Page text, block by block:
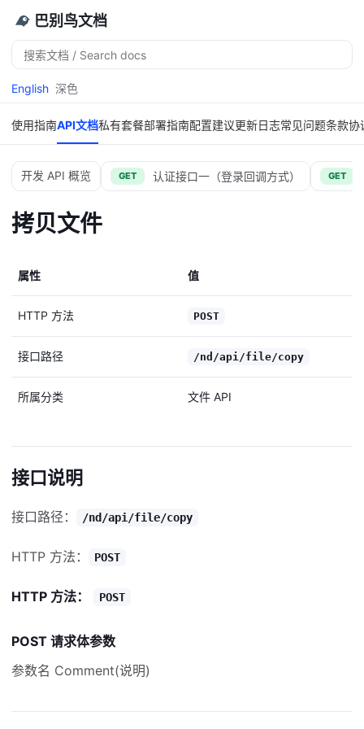
巴别鸟文档
搜
索
English 深色
使用指南API文档私有套餐部署指南配置建议更新日志常见问题条款协
开发 API 概览 GET 认证接口一（登录回调方式） GET
拷贝文件
属性 值
HTTP 方法 POST
接口路径 /nd/api/file/copy
所属分类 文件 API
接口说明
接口路径： /nd/api/file/copy
HTTP 方法： POST
HTTP 方法： POST
POST 请求体参数
参数名 Comment(说明)